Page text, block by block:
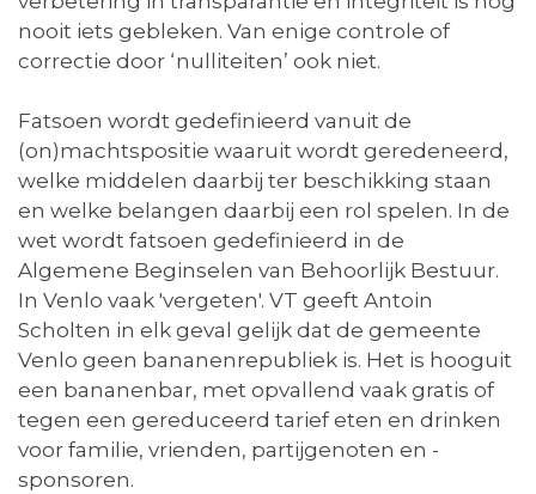
nooit iets gebleken. Van enige controle of
correctie door ‘nulliteiten’ ook niet.
Fatsoen wordt gedefinieerd vanuit de
(on)machtspositie waaruit wordt geredeneerd,
welke middelen daarbij ter beschikking staan
en welke belangen daarbij een rol spelen. In de
wet wordt fatsoen gedefinieerd in de
Algemene Beginselen van Behoorlijk Bestuur.
In Venlo vaak 'vergeten'. VT geeft Antoin
Scholten in elk geval gelijk dat de gemeente
Venlo geen bananenrepubliek is. Het is hooguit
een bananenbar, met opvallend vaak gratis of
tegen een gereduceerd tarief eten en drinken
voor familie, vrienden, partijgenoten en -
sponsoren.